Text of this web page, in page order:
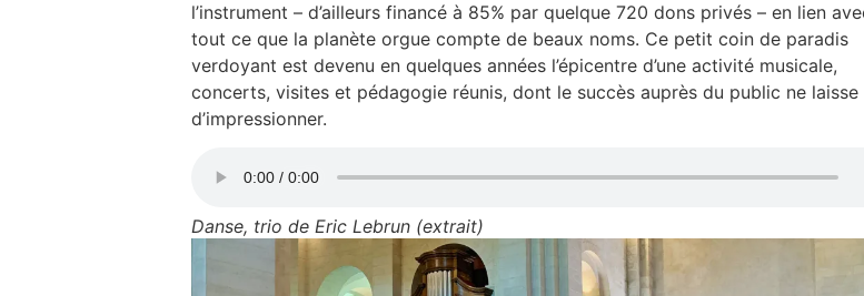
l’instrument – d’ailleurs financé à 85% par quelque 720 dons privés – en lien
tout ce que la planète orgue compte de beaux noms. Ce petit coin de paradis
verdoyant est devenu en quelques années l’épicentre d’une activité musicale,
concerts, visites et pédagogie réunis, dont le succès auprès du public ne laisse
d’impressionner.
Danse, trio de Eric Lebrun (extrait)